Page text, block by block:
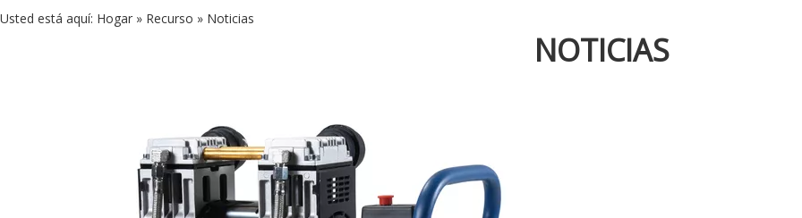
Usted está aquí: Hogar » Recurso » Noticias
NOTICIAS